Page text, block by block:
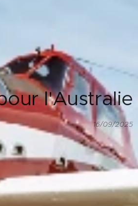
l'Australie
16/09/2025